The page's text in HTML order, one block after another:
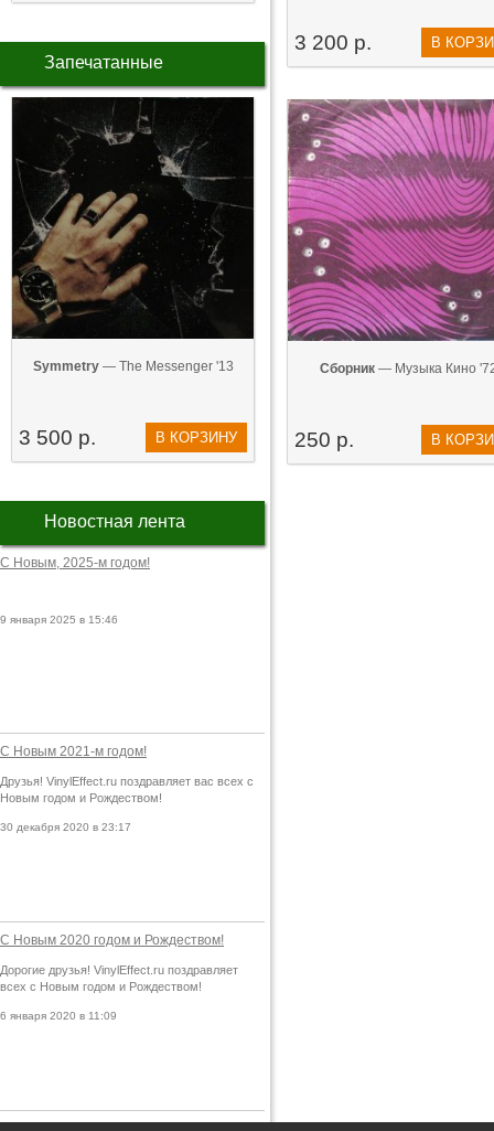
Запечатанные
Symmetry— The Messenger '13
3 500 р. В КОРЗИНУ
Новостная лента
С Новым, 2025-м годом!
9 января 2025 в 15:46
С Новым 2021-м годом!
Друзья! VinylEffect.ru поздравляет вас всех с
Новым годом и Рождеством!
30 декабря 2020 в 23:17
С Новым 2020 годом и Рождеством!
Дорогие друзья! VinylEffect.ru поздравляет
всех с Новым годом и Рождеством!
6 января 2020 в 11:09
3 200 р. В
Сборник — Музыка Кино
250 р. В